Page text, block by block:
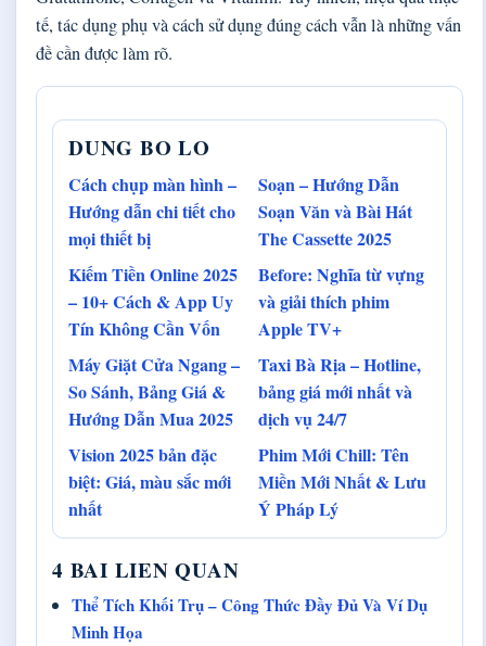
tế, tác dụng phụ và cách sử dụng đúng cách vẫn là những vấn
đề cần được làm rõ.
DUNG BO LO
Cách chụp màn hình –
Hướng dẫn chi tiết cho
mọi thiết bị
Soạn – Hướng Dẫn
Soạn Văn và Bài Hát
The Cassette 2025
Kiếm Tiền Online 2025
– 10+ Cách & App Uy
Tín Không Cần Vốn
Before: Nghĩa từ vựng
và giải thích phim
Apple TV+
Máy Giặt Cửa Ngang –
So Sánh, Bảng Giá &
Hướng Dẫn Mua 2025
Taxi Bà Rịa – Hotline,
bảng giá mới nhất và
dịch vụ 24/7
Vision 2025 bản đặc
biệt: Giá, màu sắc mới
nhất
Phim Mới Chill: Tên
Miền Mới Nhất & Lưu
Ý Pháp Lý
4 BAI LIEN QUAN
Thể Tích Khối Trụ – Công Thức Đầy Đủ Và Ví Dụ
Minh Họa